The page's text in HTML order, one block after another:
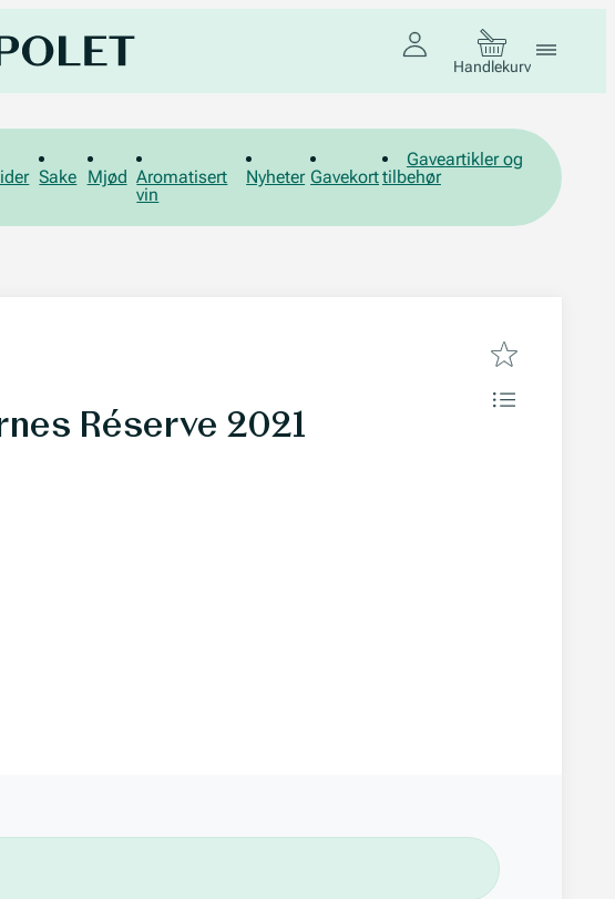
Handlekurv
Sake Mjød Aromatisert
vin
Nyheter Gavekort
Gaveartikler og
tilbehør
Réserve 2021